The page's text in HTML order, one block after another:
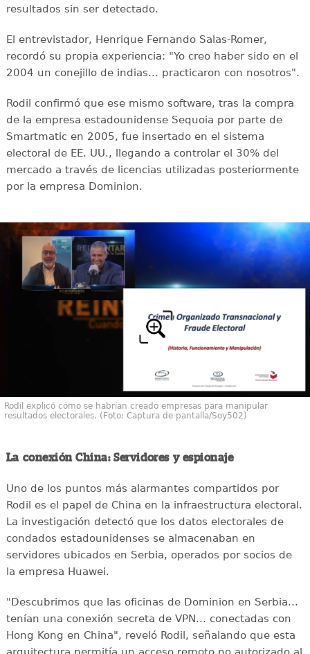
resultados sin ser detectado.
El entrevistador, Henrique Fernando Salas-Romer,
recordó su propia experiencia: "Yo creo haber sido en el
2004 un conejillo de indias... practicaron con nosotros".
Rodil confirmó que ese mismo software, tras la compra
de la empresa estadounidense Sequoia por parte de
Smartmatic en 2005, fue insertado en el sistema
electoral de EE. UU., llegando a controlar el 30% del
mercado a través de licencias utilizadas posteriormente
por la empresa Dominion.
Rodil explicó cómo se habrían creado empresas para manipular
resultados electorales. (Foto: Captura de pantalla/Soy502)
La conexión China: Servidores y espionaje
Uno de los puntos más alarmantes compartidos por
Rodil es el papel de China en la infraestructura electoral.
La investigación detectó que los datos electorales de
condados estadounidenses se almacenaban en
servidores ubicados en Serbia, operados por socios de
la empresa Huawei.
"Descubrimos que las oficinas de Dominion en Serbia...
tenían una conexión secreta de VPN... conectadas con
Hong Kong en China", reveló Rodil, señalando que esta